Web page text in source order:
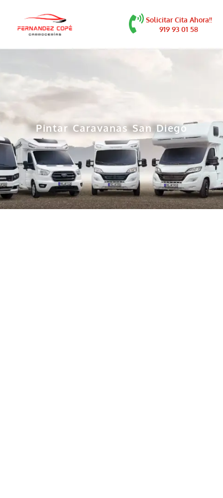
Solicitar Cita Ahora!!
919 93 01 58
Pintar Caravanas San Diego